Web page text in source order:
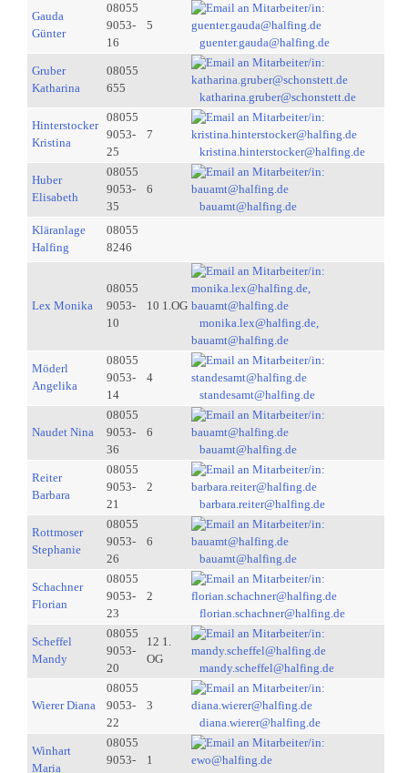
Gauda
Günter
08055
9053-
16
5
guenter.gauda@halfing.de
Gruber
Katharina
08055
655
katharina.gruber@schonstett.de
Hinterstocker
Kristina
08055
9053-
25
7
kristina.hinterstocker@halfing.de
Huber
Elisabeth
08055
9053-
35
6
bauamt@halfing.de
Kläranlage
Halfing
08055
8246
Lex Monika
08055
9053-
10
10 1.OG
monika.lex@halfing.de,
bauamt@halfing.de
Möderl
Angelika
08055
9053-
14
4
standesamt@halfing.de
Naudet Nina
08055
9053-
36
6
bauamt@halfing.de
Reiter
Barbara
08055
9053-
21
2
barbara.reiter@halfing.de
Rottmoser
Stephanie
08055
9053-
26
6
bauamt@halfing.de
Schachner
Florian
08055
9053-
23
2
florian.schachner@halfing.de
Scheffel
Mandy
08055
9053-
20
12 1.
OG
mandy.scheffel@halfing.de
Wierer Diana
08055
9053-
22
3
diana.wierer@halfing.de
Winhart
Maria
08055
9053-
1